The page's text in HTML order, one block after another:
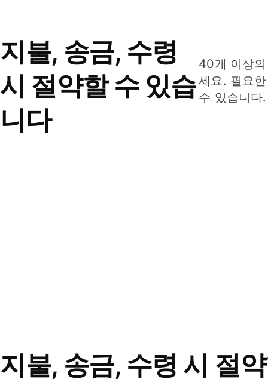
지불, 송금, 수령
시 절약할 수 있습
니다
40개 이상
세요. 필요
수 있습니다.
지불, 송금, 수령 시 절